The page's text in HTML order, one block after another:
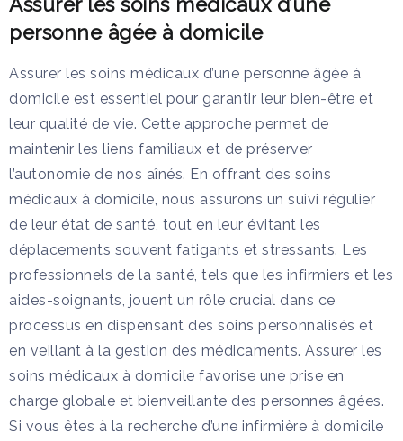
personne âgée à domicile
Assurer les soins médicaux d’une personne âgée à
domicile est essentiel pour garantir leur bien-être et
leur qualité de vie. Cette approche permet de
maintenir les liens familiaux et de préserver
l’autonomie de nos aînés. En offrant des soins
médicaux à domicile, nous assurons un suivi régulier
de leur état de santé, tout en leur évitant les
déplacements souvent fatigants et stressants. Les
professionnels de la santé, tels que les infirmiers et les
aides-soignants, jouent un rôle crucial dans ce
processus en dispensant des soins personnalisés et
en veillant à la gestion des médicaments. Assurer les
soins médicaux à domicile favorise une prise en
charge globale et bienveillante des personnes âgées.
Si vous êtes à la recherche d’une infirmière à domicile